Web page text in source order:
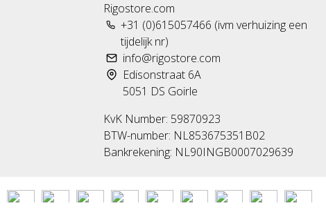
Rigostore.com
+31 (0)615057466 (ivm verhuizing een
tijdelijk nr)
info@rigostore.com
Edisonstraat 6A
5051 DS Goirle
KvK Number: 59870923
BTW-number: NL853675351B02
Bankrekening: NL90INGB0007029639